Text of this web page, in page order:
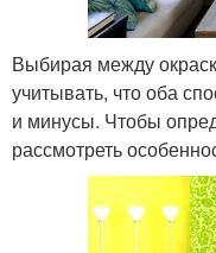
Выбирая между
учитывать, что оба
и минусы. Чтобы
рассмотреть